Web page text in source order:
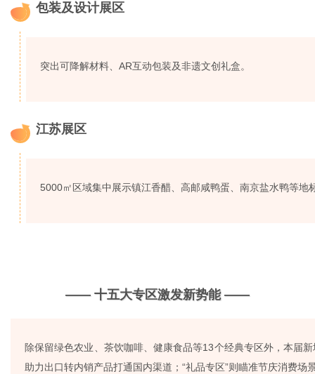
9
包装及设计展区
突出可降解材料、AR互动包装及非遗文创礼盒。
10
江苏展区
5000㎡区域集中展示镇江香醋、高邮咸鸭蛋、南京盐水鸭等地
—— 十五大专区激发新势能 ——
除保留绿色农业、茶饮咖啡、健康食品等13个经典专区外，本届新
助力出口转内销产品打通国内渠道；“礼品专区”则瞄准节庆消费场